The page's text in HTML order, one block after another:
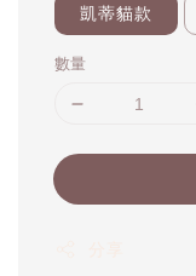
凱蒂貓款
數量